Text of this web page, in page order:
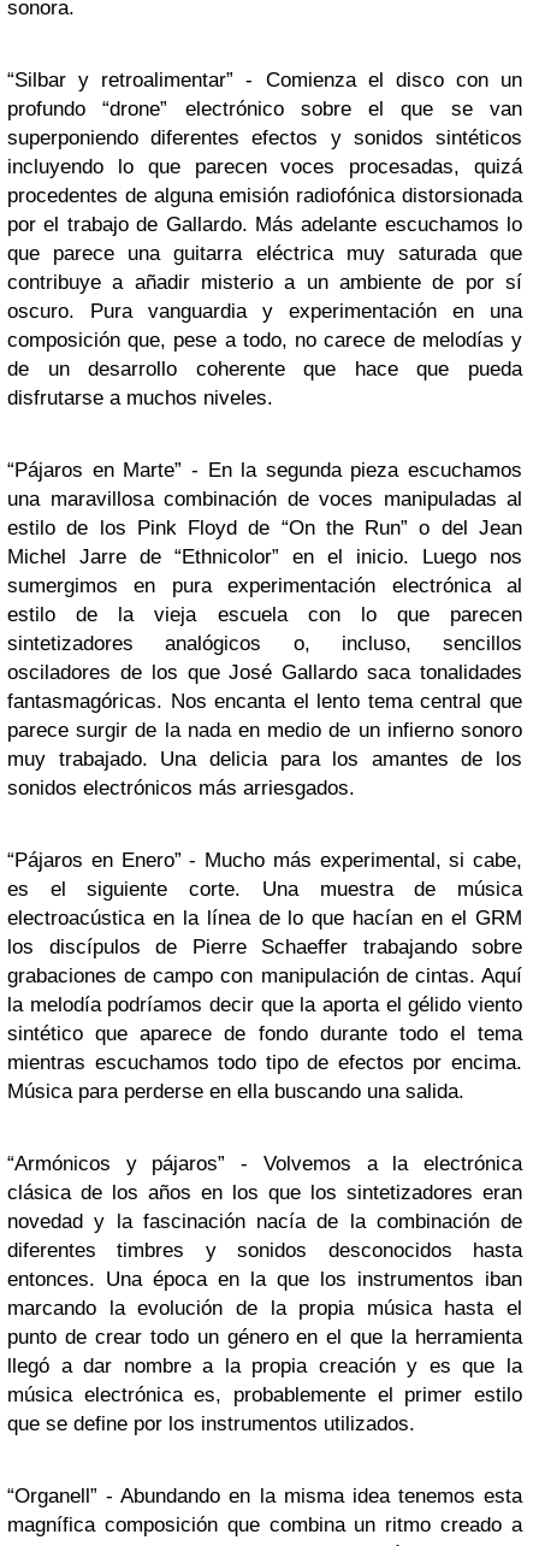
sonora.
“Silbar y retroalimentar” - Comienza el disco con un
profundo “drone” electrónico sobre el que se van
superponiendo diferentes efectos y sonidos sintéticos
incluyendo lo que parecen voces procesadas, quizá
procedentes de alguna emisión radiofónica distorsionada
por el trabajo de Gallardo. Más adelante escuchamos lo
que parece una guitarra eléctrica muy saturada que
contribuye a añadir misterio a un ambiente de por sí
oscuro. Pura vanguardia y experimentación en una
composición que, pese a todo, no carece de melodías y
de un desarrollo coherente que hace que pueda
disfrutarse a muchos niveles.
“Pájaros en Marte” - En la segunda pieza escuchamos
una maravillosa combinación de voces manipuladas al
estilo de los Pink Floyd de “On the Run” o del Jean
Michel Jarre de “Ethnicolor” en el inicio. Luego nos
sumergimos en pura experimentación electrónica al
estilo de la vieja escuela con lo que parecen
sintetizadores analógicos o, incluso, sencillos
osciladores de los que José Gallardo saca tonalidades
fantasmagóricas. Nos encanta el lento tema central que
parece surgir de la nada en medio de un infierno sonoro
muy trabajado. Una delicia para los amantes de los
sonidos electrónicos más arriesgados.
“Pájaros en Enero” - Mucho más experimental, si cabe,
es el siguiente corte. Una muestra de música
electroacústica en la línea de lo que hacían en el GRM
los discípulos de Pierre Schaeffer trabajando sobre
grabaciones de campo con manipulación de cintas. Aquí
la melodía podríamos decir que la aporta el gélido viento
sintético que aparece de fondo durante todo el tema
mientras escuchamos todo tipo de efectos por encima.
Música para perderse en ella buscando una salida.
“Armónicos y pájaros” - Volvemos a la electrónica
clásica de los años en los que los sintetizadores eran
novedad y la fascinación nacía de la combinación de
diferentes timbres y sonidos desconocidos hasta
entonces. Una época en la que los instrumentos iban
marcando la evolución de la propia música hasta el
punto de crear todo un género en el que la herramienta
llegó a dar nombre a la propia creación y es que la
música electrónica es, probablemente el primer estilo
que se define por los instrumentos utilizados.
“Organell” - Abundando en la misma idea tenemos esta
magnífica composición que combina un ritmo creado a